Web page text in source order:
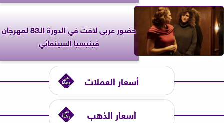
حضور عربى لافت في الدورة الـ83 لمهرجان
فينيسيا السينمائي
أسعار العملات
أسعار الذهب